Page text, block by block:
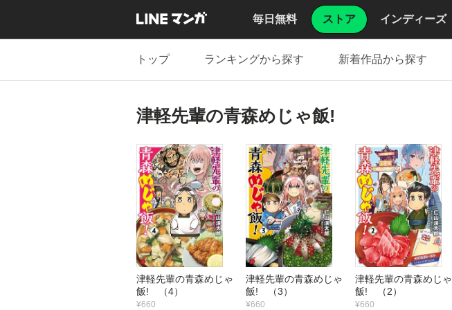
毎日無料 ストア インディーズ
トップ ランキングから探す 新着作品から探す
津軽先輩の青森めじゃ飯!
津軽先輩の青森めじゃ
飯! （4）
¥660
津軽先輩の青森めじゃ
飯! （3）
¥660
津軽先輩の青森めじゃ
飯! （2）
¥660